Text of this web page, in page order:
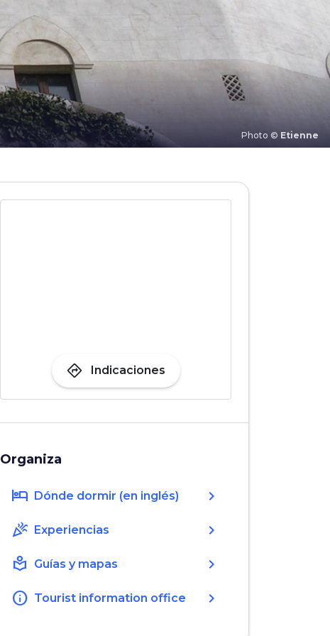
Photo © Etienne
directions Indicaciones
Organiza
hotel Dónde dormir (en inglés) chevron_right
celebration Experiencias chevron_right
local_library Guías y mapas chevron_right
info Tourist information office chevron_right